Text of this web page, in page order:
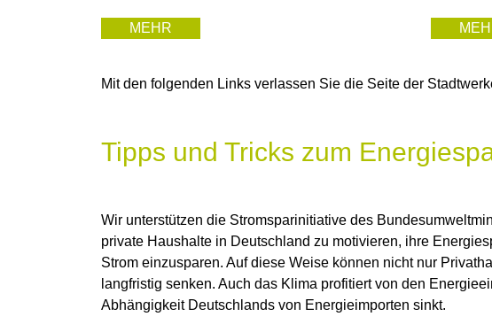
MEHR
Mit den folgenden Links verlassen Sie die Seite der
Tipps und Tricks zum
Wir unterstützen die Stromsparinitiative des
private Haushalte in Deutschland zu motivieren, ihre
Strom einzusparen. Auf diese Weise können nicht nur
langfristig senken. Auch das Klima profitiert von den
Abhängigkeit Deutschlands von Energieimporten sinkt.